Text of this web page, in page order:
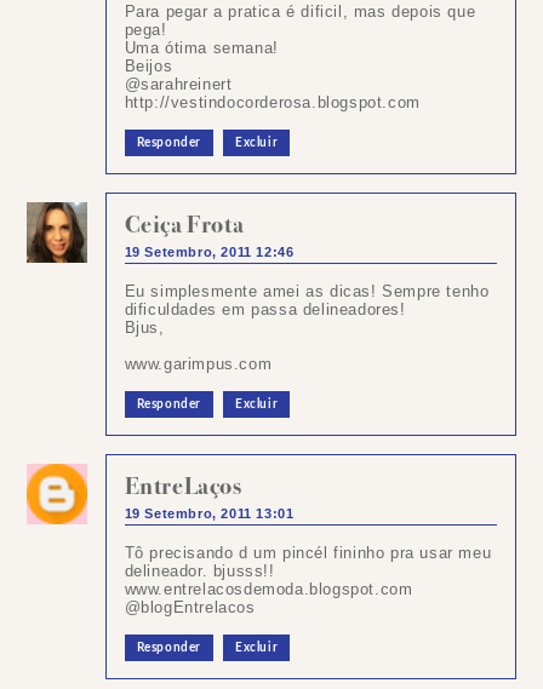
Para pegar a pratica é dificil, mas depois que
pega!
Uma ótima semana!
Beijos
@sarahreinert
http://vestindocorderosa.blogspot.com
Responder Excluir
Ceiça Frota
19 Setembro, 2011 12:46
Eu simplesmente amei as dicas! Sempre tenho
dificuldades em passa delineadores!
Bjus,
www.garimpus.com
Responder Excluir
EntreLaços
19 Setembro, 2011 13:01
Tô precisando d um pincél fininho pra usar meu
delineador. bjusss!!
www.entrelacosdemoda.blogspot.com
@blogEntrelacos
Responder Excluir